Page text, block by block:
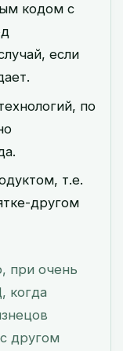
кодом с
если
по
т.е.
другом
при очень
когда
другом